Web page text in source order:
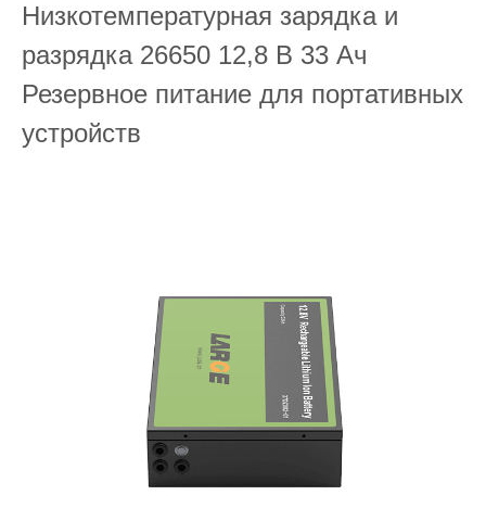
Низкотемпературная зарядка и
разрядка 26650 12,8 В 33 Ач
Резервное питание для портативных
устройств